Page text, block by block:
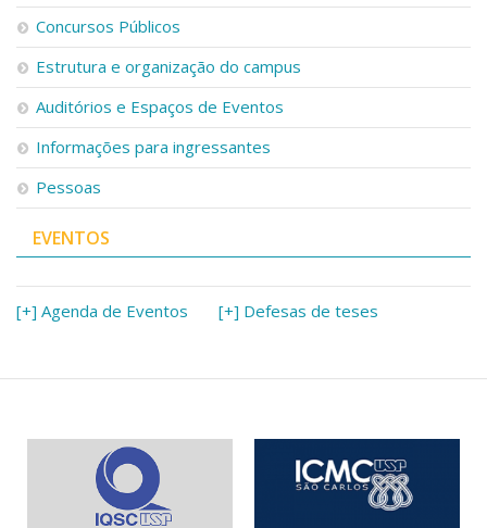
Museus e Espaços Interativos
Serviços
Bibliotecas
Apoio ao Estudante
Segurança, Trânsito e Prevenção
RH, Administrativo e Financeiro
Outros serviços
Comunicação
Assessorias e Mídias
Aplicativos e Sites
Jornal da USP
Agenda de Eventos
Concursos Públicos
Estrutura e organização do campus
Auditórios e Espaços de Eventos
Informações para ingressantes
Pessoas
EVENTOS
[+] Agenda de Eventos [+] Defesas de teses